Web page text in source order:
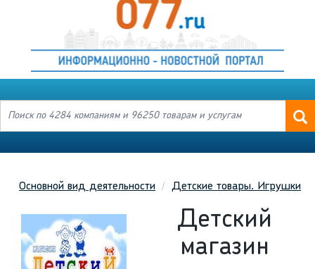
Основной вид деятельности Детские товары. Игрушки
Детский
магазин